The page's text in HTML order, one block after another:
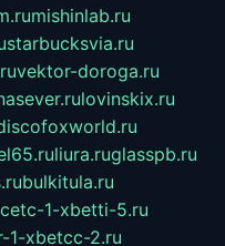
mishinlab.ru
starbucksvia.ru
vektor-doroga.ru
lovinskix.ru
liura.ruglasspb.ru
bulkitula.ru
1-xbetti-5.ru
1-xbetcc-2.ru